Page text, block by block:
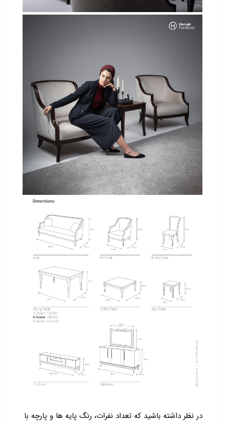
در نظر داشته باشید که تعداد نفرات، رنگ پایه ها و پارچه با